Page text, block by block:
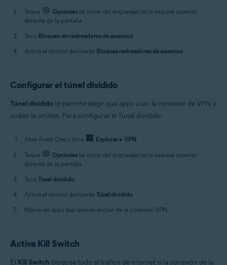
Toque Opciones (el icono del engranaje) en la esquina superior
derecha de la pantalla.
Toca Bloqueo de rastreadores de anuncios.
Activa el control deslizante Bloquea rastreadores de anuncios.
Configurar el túnel dividido
Túnel dividido te permite elegir qué apps usan la conexión de VPN y
cuáles la omiten. Para configurar el Túnel dividido:
Abre Avast One y toca Explorar ▸ VPN.
Toque Opciones (el icono del engranaje) en la esquina superior
derecha de la pantalla.
Toca Túnel dividido.
Activa el control deslizante Túnel dividido.
Marca las apps que quieras excluir de la conexión VPN.
Activa Kill Switch
El Kill Switch bloquea todo el tráfico de internet si la conexión de la